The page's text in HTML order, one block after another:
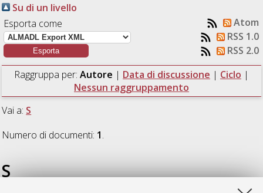
Su di un livello
Esporta come
Atom
RSS 1.0
RSS 2.0
Raggruppa per: Autore | Data di discussione | Ciclo |
Nessun raggruppamento
Vai a: S
Numero di documenti: 1.
S